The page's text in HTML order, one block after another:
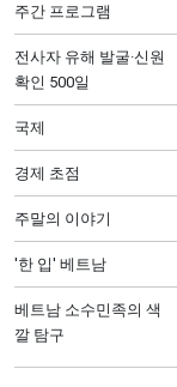
주간 프로그램
전사자 유해 발굴·신원
확인 500일
국제
경제 초점
주말의 이야기
'한 입' 베트남
베트남 소수민족의 색
깔 탐구